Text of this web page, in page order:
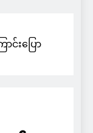
းပြော